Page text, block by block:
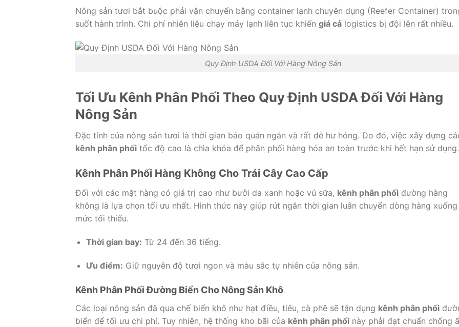
Nông sản tươi bắt buộc phải vận chuyển bằng container lạnh chuyên dụng (Reefer Container)
suốt hành trình. Chi phí nhiên liệu chạy máy lạnh liên tục khiến giá cả logistics bị đội lên rất nhiều.
Quy Định USDA Đối Với Hàng Nông Sản
Tối Ưu Kênh Phân Phối Theo Quy Định USDA Đối Với Hàng
Nông Sản
Đặc tính của nông sản tươi là thời gian bảo quản ngắn và rất dễ hư hỏng. Do đó, việc xây dựng
kênh phân phối tốc độ cao là chìa khóa để phân phối hàng hóa an toàn trước khi hết hạn sử dụng.
Kênh Phân Phối Hàng Không Cho Trái Cây Cao Cấp
Đối với các mặt hàng có giá trị cao như bưởi da xanh hoặc vú sữa, kênh phân phối đường hàng
không là lựa chọn tối ưu nhất. Hình thức này giúp rút ngắn thời gian luân chuyển dòng hàng xuống
mức tối thiểu.
Thời gian bay: Từ 24 đến 36 tiếng.
Ưu điểm: Giữ nguyên độ tươi ngon và màu sắc tự nhiên của nông sản.
Kênh Phân Phối Đường Biển Cho Nông Sản Khô
Các loại nông sản đã qua chế biến khô như hạt điều, tiêu, cà phê sẽ tận dụng kênh phân phối
biển để tối ưu chi phí. Tuy nhiên, hệ thống kho bãi của kênh phân phối này phải đạt chuẩn chống